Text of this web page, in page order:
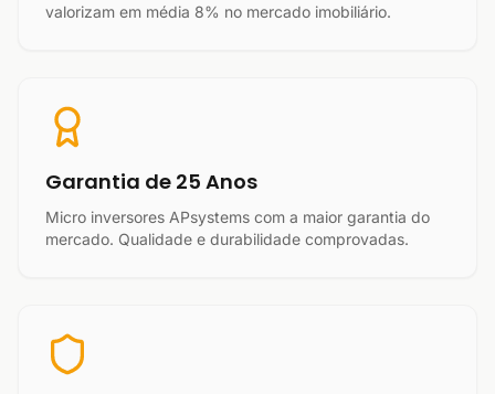
valorizam em média 8% no mercado imobiliário.
Garantia de 25 Anos
Micro inversores APsystems com a maior garantia do
mercado. Qualidade e durabilidade comprovadas.